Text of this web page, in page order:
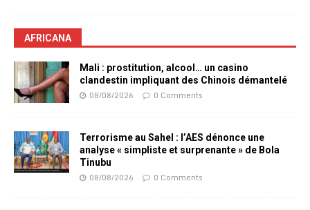
AFRICANA
Mali : prostitution, alcool… un casino
clandestin impliquant des Chinois démantelé
08/08/2026 0 Comments
Terrorisme au Sahel : l’AES dénonce une
analyse « simpliste et surprenante » de Bola
Tinubu
08/08/2026 0 Comments